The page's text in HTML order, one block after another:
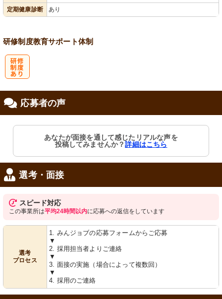
定期健康診断
あり
研修制度教育サポート体制
応募者の声
あなたが面接を通して感じたリアルな声を
投稿してみませんか？詳細はこちら
選考・面接
スピード対応
この事業所は平均24時間以内に応募への返信をしています
選考
プロセス
1. みんジョブの応募フォームからご応募
▼
2. 採用担当者よりご連絡
▼
3. 面接の実施（場合によって複数回）
▼
4. 採用のご連絡